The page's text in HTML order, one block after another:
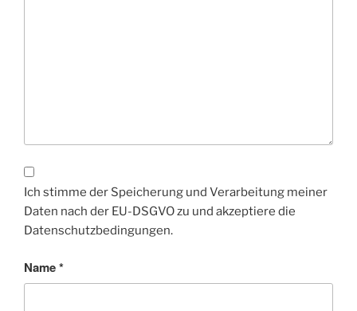
Ich stimme der Speicherung und Verarbeitung meiner
Daten nach der EU-DSGVO zu und akzeptiere die
Datenschutzbedingungen.
Name*